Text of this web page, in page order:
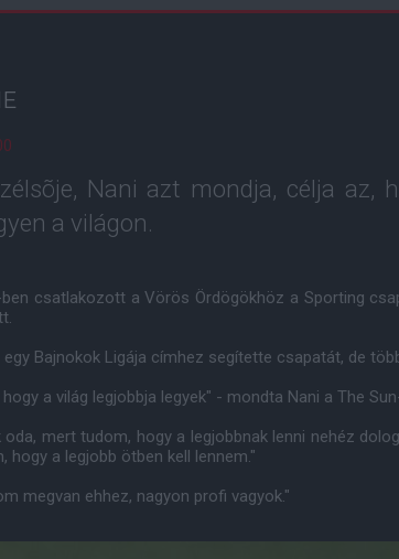
Nani azt mondja, célja az,
a világon.
csatlakozott a Vörös Ördögökhöz a Sporting
Bajnokok Ligája címhez segítette csapatát, de
a világ legjobbja legyek" - mondta Nani a The
mert tudom, hogy a legjobbnak lenni nehéz
hogy a legjobb ötben kell lennem."
megvan ehhez, nagyon profi vagyok."